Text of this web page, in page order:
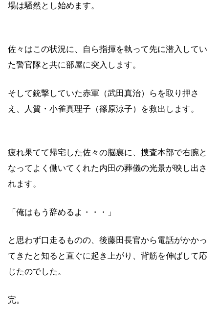
場は騒然とし始めます。
佐々はこの状況に、自ら指揮を執って先に潜入してい
た警官隊と共に部屋に突入します。
そして銃撃していた赤軍（武田真治）らを取り押さ
え、人質・小雀真理子（篠原涼子）を救出します。
疲れ果てて帰宅した佐々の脳裏に、捜査本部で右腕と
なってよく働いてくれた内田の葬儀の光景が映し出さ
れます。
「俺はもう辞めるよ・・・」
と思わず口走るものの、後藤田長官から電話がかかっ
てきたと知ると直ぐに起き上がり、背筋を伸ばして応
じたのでした。
完。